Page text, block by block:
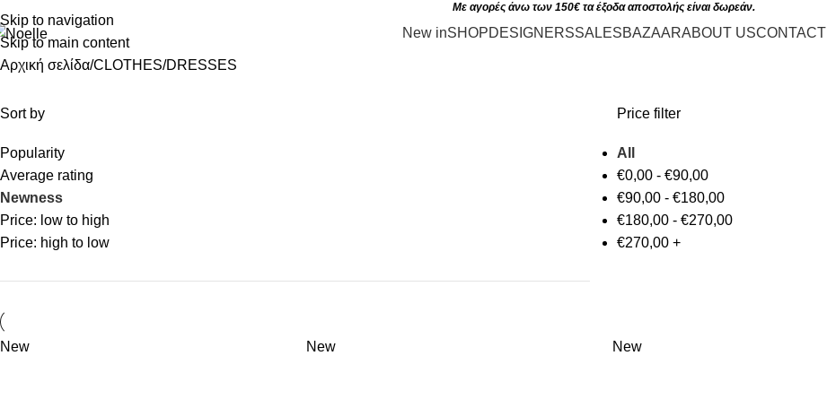
Skip to navigation
Skip to main content
Με αγορές άνω των 150€ τα έξοδα αποστολής είναι δωρεάν.
New inSHOPDESIGNERSSALESBAZAARABOUT USCONTACT
Αρχική σελίδα CLOTHES DRESSES
Sort by
Popularity
Average rating
Newness
Price: low to high
Price: high to low
Price filter
All
€0,00 - €90,00
€90,00 - €180,00
€180,00 - €270,00
€270,00 +
New New New